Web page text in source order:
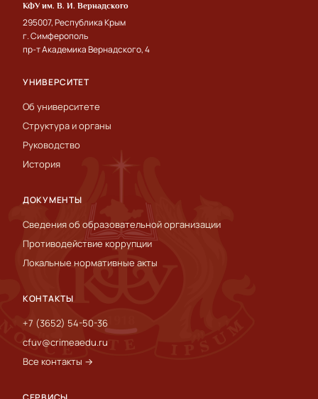
КФУ им. В. И. Вернадского
295007, Республика Крым
г. Симферополь
пр-т Академика Вернадского, 4
УНИВЕРСИТЕТ
Об университете
Структура и органы
Руководство
История
ДОКУМЕНТЫ
Сведения об образовательной организации
Противодействие коррупции
Локальные нормативные акты
КОНТАКТЫ
+7 (3652) 54-50-36
cfuv@crimeaedu.ru
Все контакты →